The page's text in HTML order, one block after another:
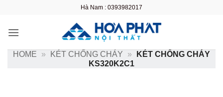
nội
Hà Nam : 0393982017
HOME » KÉT CHỐNG CHÁY »
KÉT CHỐNG CHÁY
KS320K2C1